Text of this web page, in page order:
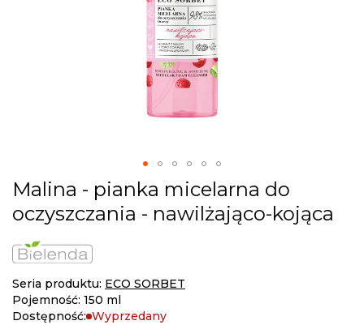
Skip
to
the
of
the
images
gallery
Malina - pianka micelarna do
oczyszczania - nawilżająco-kojąca
Seria produktu: ECO SORBET
Pojemność: 150 ml
Dostępność: Wyprzedany